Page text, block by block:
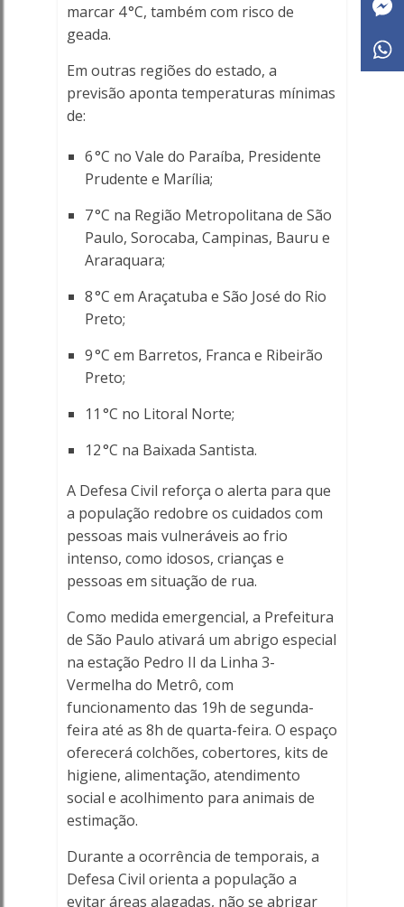
marcar 4 °C, também com risco de
geada.
Em outras regiões do estado, a
previsão aponta temperaturas mínimas
de:
6 °C no Vale do Paraíba, Presidente
Prudente e Marília;
7 °C na Região Metropolitana de São
Paulo, Sorocaba, Campinas, Bauru e
Araraquara;
8 °C em Araçatuba e São José do Rio
Preto;
9 °C em Barretos, Franca e Ribeirão
Preto;
11 °C no Litoral Norte;
12 °C na Baixada Santista.
A Defesa Civil reforça o alerta para que
a população redobre os cuidados com
pessoas mais vulneráveis ao frio
intenso, como idosos, crianças e
pessoas em situação de rua.
Como medida emergencial, a Prefeitura
de São Paulo ativará um abrigo especial
na estação Pedro II da Linha 3-
Vermelha do Metrô, com
funcionamento das 19h de segunda-
feira até as 8h de quarta-feira. O espaço
oferecerá colchões, cobertores, kits de
higiene, alimentação, atendimento
social e acolhimento para animais de
estimação.
Durante a ocorrência de temporais, a
Defesa Civil orienta a população a
evitar áreas alagadas, não se abrigar